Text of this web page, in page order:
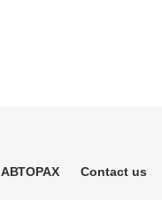
АВТОРАХ Contact us